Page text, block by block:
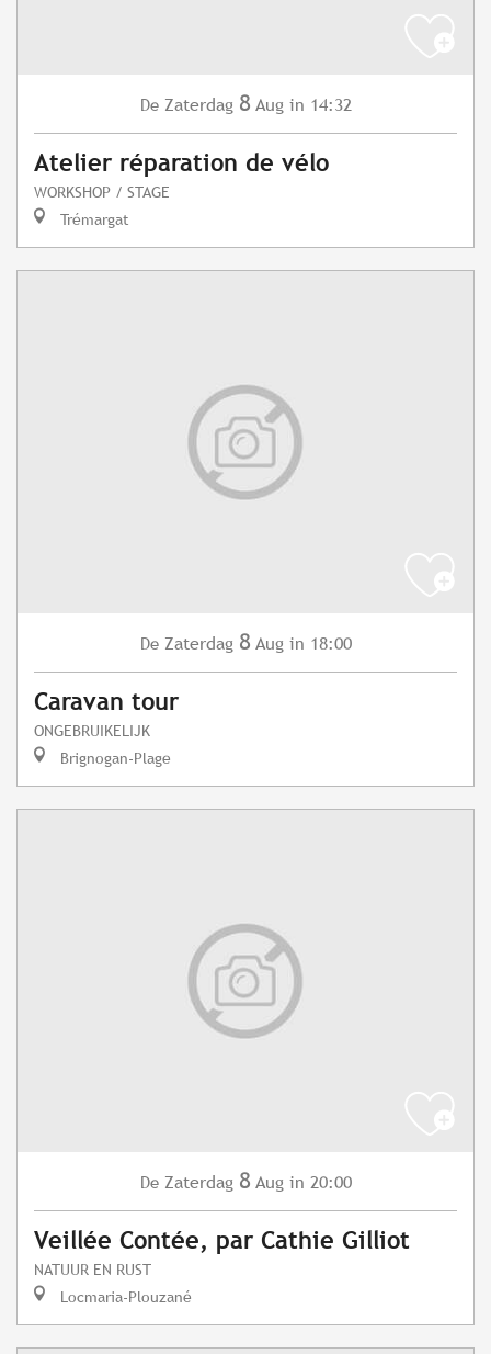
De Zaterdag 8 Aug in 14:32
Atelier réparation de vélo
WORKSHOP / STAGE
Trémargat
De Zaterdag 8 Aug in 18:00
Caravan tour
ONGEBRUIKELIJK
Brignogan-Plage
De Zaterdag 8 Aug in 20:00
Veillée Contée, par Cathie Gilliot
NATUUR EN RUST
Locmaria-Plouzané